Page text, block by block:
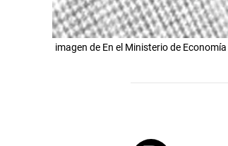
imagen de En el Ministerio de